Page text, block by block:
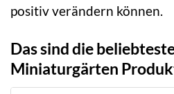
positiv verändern können.
Das sind die
Miniaturgärten